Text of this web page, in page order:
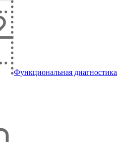
Функциональная диагностика